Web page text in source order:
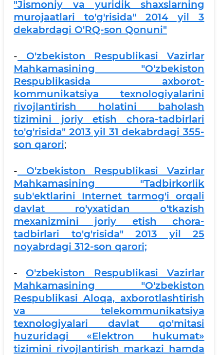
"Jismoniy va yuridik shaxslarning
murojaatlari to'g'risida" 2014 yil 3
dekabrdagi O'RQ-son Qonuni"
- O'zbekiston Respublikasi Vazirlar
Mahkamasining "O'zbekiston
Respublikasida axborot-
kommunikatsiya texnologiyalarini
rivojlantirish holatini baholash
tizimini joriy etish chora-tadbirlari
to'g'risida" 2013 yil 31 dekabrdagi 355-
son qarori;
- O'zbekiston Respublikasi Vazirlar
Mahkamasining "Tadbirkorlik
sub'ektlarini Internet tarmog'i orqali
davlat ro'yxatidan o'tkazish
mexanizmini joriy etish chora-
tadbirlari to'g'risida" 2013 yil 25
noyabrdagi 312-son qarori;
- O'zbekiston Respublikasi Vazirlar
Mahkamasining "O'zbekiston
Respublikasi Aloqa, axborotlashtirish
va telekommunikatsiya
texnologiyalari davlat qo'mitasi
huzuridagi «Elektron hukumat»
tizimini rivojlantirish markazi hamda